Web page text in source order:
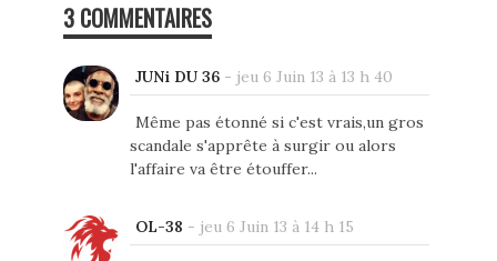
3 COMMENTAIRES
JUNi DU 36- jeu 6 Juin 13 à 13 h 40
Même pas étonné si c'est vrais,un gros
scandale s'apprête à surgir ou alors
l'affaire va être étouffer...
OL-38 - jeu 6 Juin 13 à 14 h 15